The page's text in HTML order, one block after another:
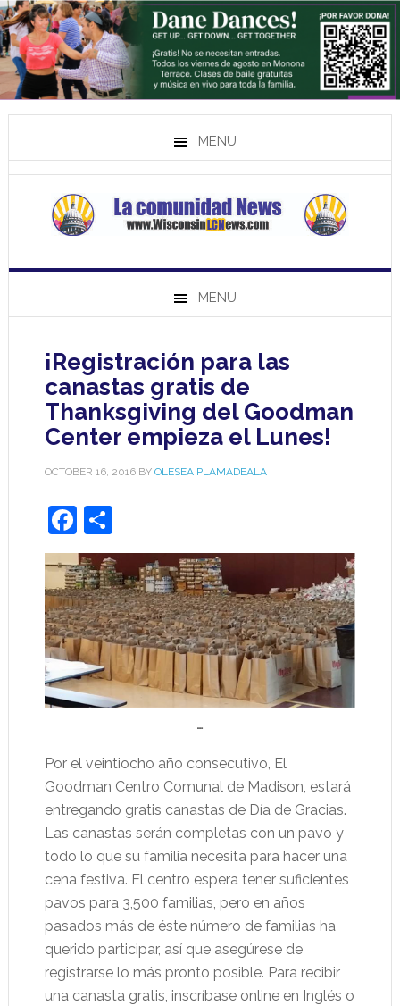
MENU
MENU
¡Registración para las
canastas gratis de
Thanksgiving del Goodman
Center empieza el Lunes!
OCTOBER 16, 2016BY OLESEA PLAMADEALA
Facebook
Share
…
Por el veintiocho año consecutivo, El
Goodman Centro Comunal de Madison, estará
entregando gratis canastas de Día de Gracias.
Las canastas serán completas con un pavo y
todo lo que su familia necesita para hacer una
cena festiva. El centro espera tener suficientes
pavos para 3,500 familias, pero en años
pasados más de éste número de familias ha
querido participar, así que asegúrese de
registrarse lo más pronto posible. Para recibir
una canasta gratis, inscríbase online en Inglés o